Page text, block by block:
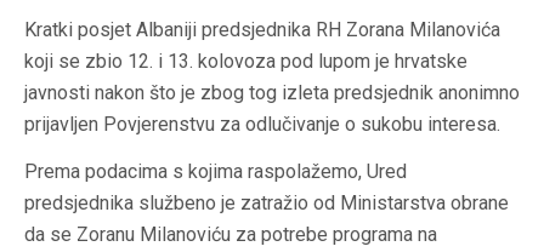
Kratki posjet Albaniji predsjednika RH Zorana Milanovića
koji se zbio 12. i 13. kolovoza pod lupom je hrvatske
javnosti nakon što je zbog tog izleta predsjednik anonimno
prijavljen Povjerenstvu za odlučivanje o sukobu interesa.
Prema podacima s kojima raspolažemo, Ured
predsjednika službeno je zatražio od Ministarstva obrane
da se Zoranu Milanoviću za potrebe programa na